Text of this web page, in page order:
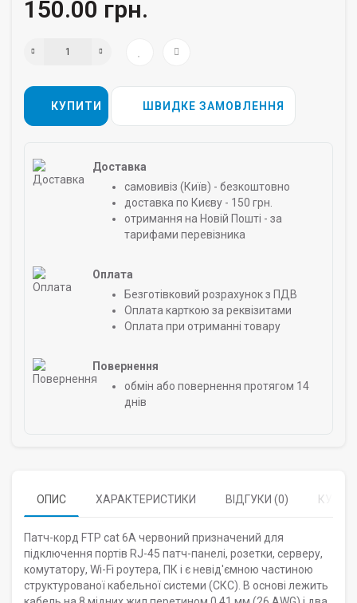
150.00 грн.
КУПИТИ ШВИДКЕ ЗАМОВЛЕННЯ
Доставка
самовивіз (Київ) - безкоштовно
доставка по Києву - 150 грн.
отримання на Новій Пошті - за
тарифами перевізника
Оплата
Безготівковий розрахунок з ПДВ
Оплата карткою за реквізитами
Оплата при отриманні товару
Повернення
обмін або повернення протягом 14
днів
ОПИС ХАРАКТЕРИСТИКИ ВІДГУКИ (0)
Патч-корд FTP cat 6A червоний призначений для
підключення портів RJ-45 патч-панелі, розетки, серверу,
комутатору, Wi-Fi роутера, ПК і є невід'ємною частиною
структурованої кабельної системи (СКС). В основі лежить